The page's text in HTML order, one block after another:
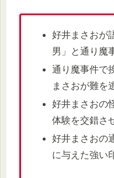
好井まさおが
男」と通り魔
通り魔事件で
まさおが難を
好井まさおの
体験を交錯さ
好井まさおの
に与えた強い